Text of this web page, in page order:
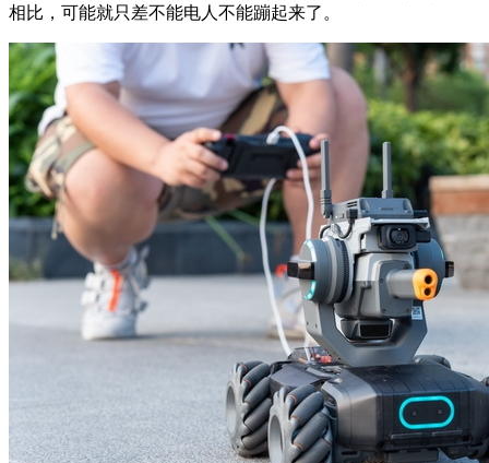
相比，可能就只差不能电人不能蹦起来了。